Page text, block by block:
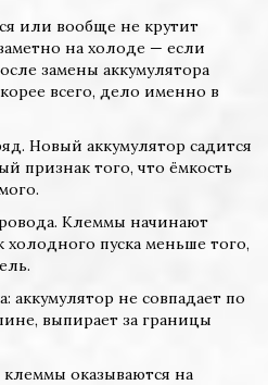
или вообще не крутит
на холоде — если
замены аккумулятора
всего, дело именно в
Новый аккумулятор садится
признак того, что ёмкость
Клеммы начинают
холодного пуска меньше того,
аккумулятор не совпадает по
выпирает за границы
оказываются на